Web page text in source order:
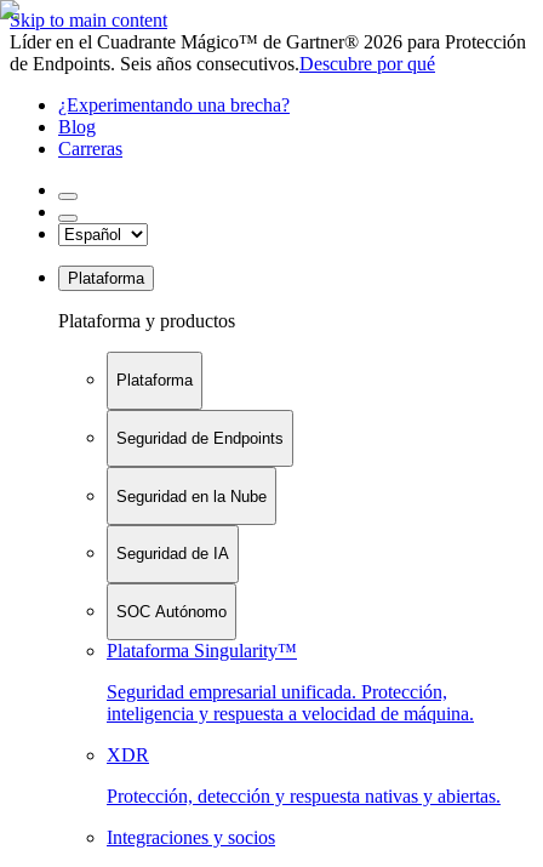
Skip to main content
Líder en el Cuadrante Mágico™ de Gartner® 2026 para Protección
de Endpoints. Seis años consecutivos.Descubre por qué
¿Experimentando una brecha?
Blog
Carreras
Plataforma
Plataforma y productos
Plataforma
Seguridad de Endpoints
Seguridad en la Nube
Seguridad de IA
SOC Autónomo
Plataforma Singularity™
Seguridad empresarial unificada. Protección,
inteligencia y respuesta a velocidad de máquina.
XDR
Protección, detección y respuesta nativas y abiertas.
Integraciones y socios